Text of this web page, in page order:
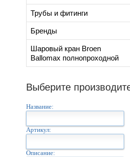
Трубы и фитинги
Бренды
Шаровый кран Broen
Ballomax полнопроходной
Выберите
Название:
Артикул:
Описание: